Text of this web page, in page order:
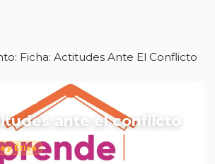
Ficha: Actitudes Ante El Conflicto
· DOCX
ante el conflicto
y Ética